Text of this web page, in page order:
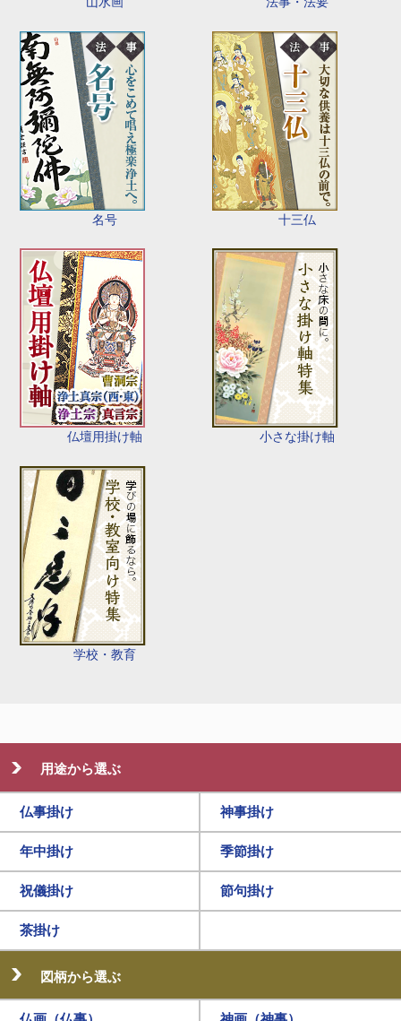
名号 十三仏
仏壇用掛け軸 小さな掛け軸
学校・教育
用途から選ぶ
仏事掛け 神事掛け
年中掛け 季節掛け
祝儀掛け 節句掛け
茶掛け
図柄から選ぶ